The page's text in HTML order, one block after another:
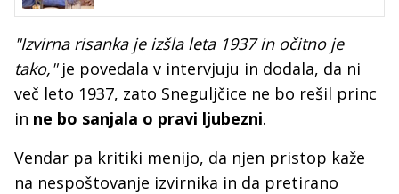
"Izvirna risanka je izšla leta 1937 in očitno je
tako,"je povedala v intervjuju in dodala, da ni
več leto 1937, zato Sneguljčice ne bo rešil princ
in ne bo sanjala o pravi ljubezni.
Vendar pa kritiki menijo, da njen pristop kaže
na nespoštovanje izvirnika in da pretirano